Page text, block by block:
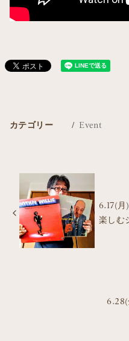
カテゴリー Event
6.17(
楽しむ